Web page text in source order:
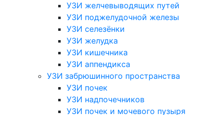
УЗИ желчевыводящих путей
УЗИ поджелудочной железы
УЗИ селезёнки
УЗИ желудка
УЗИ кишечника
УЗИ аппендикса
УЗИ забрюшинного пространства
УЗИ почек
УЗИ надпочечников
УЗИ почек и мочевого пузыря